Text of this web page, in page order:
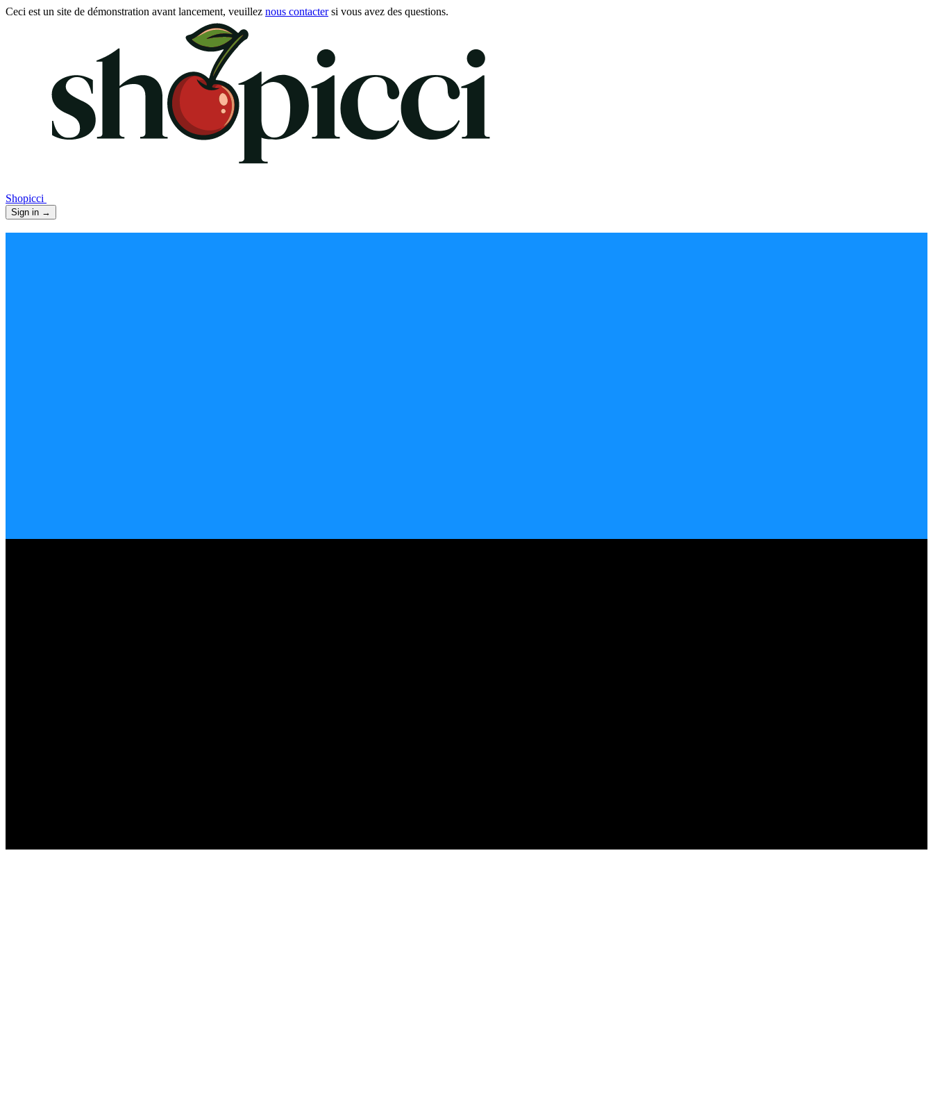
Ceci est un site de démonstration avant lancement, veuillez nous contactersi vous avez des questions.
Shopicci
Sign in →